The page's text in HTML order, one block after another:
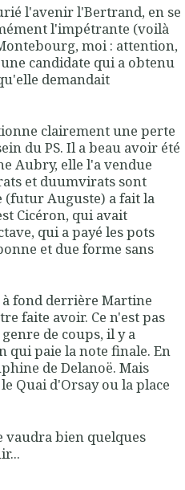
l'avenir l'Bertrand, en se
l'impétrante (voilà
moi : attention,
candidate qui a obtenu
demandait
clairement une perte
du PS. Il a beau avoir été
Aubry, elle l'a vendue
et duumvirats sont
(futur Auguste) a fait la
Cicéron, qui avait
qui a payé les pots
et due forme sans
fond derrière Martine
faite avoir. Ce n'est pas
de coups, il y a
paie la note finale. En
de Delanoë. Mais
Quai d'Orsay ou la place
vaudra bien quelques